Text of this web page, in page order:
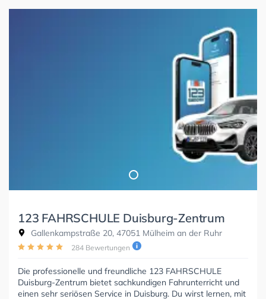
123 FAHRSCHULE Duisburg-Zentrum
Gallenkampstraße 20, 47051 Mülheim an der Ruhr
284 Bewertungen
Die professionelle und freundliche 123 FAHRSCHULE
Duisburg-Zentrum bietet sachkundigen Fahrunterricht und
einen sehr seriösen Service in Duisburg. Du wirst lernen, mit